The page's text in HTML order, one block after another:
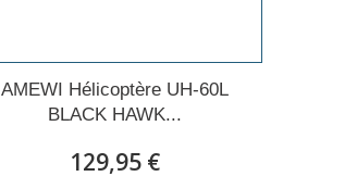
AMEWI Hélicoptère UH-60L
BLACK HAWK...
129,95 €